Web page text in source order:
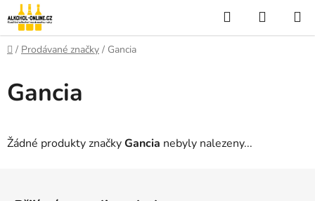
Přejít
na
obsah
Hledat
KOŠÍK
Domů
/ Prodávané značky / Gancia
Gancia
Žádné produkty značkyGancia nebyly nalezeny...